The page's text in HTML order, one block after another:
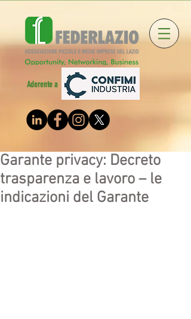
Aderente a
Garante privacy: Decreto
trasparenza e lavoro – le
indicazioni del Garante